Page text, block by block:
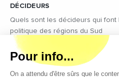
DÉCIDEURS
Quels sont les décideurs qui font
politique des régions du Sud